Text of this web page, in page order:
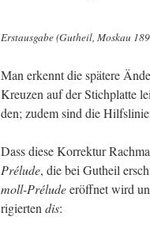
Erst­aus­ga­be (Gut­heil, Mos­kau
Man er­kennt die spä­te­re
Kreu­zen auf der Stich­plat­te
den; zudem sind die
Dass diese Kor­rek­tur
Prélude, die bei Gut­heil
moll-Préludeer­öff­net wird
ri­gier­ten dis: